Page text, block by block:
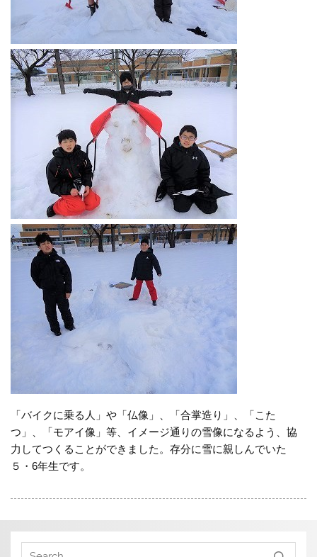
「バイクに乗る人」や「仏像」、「合掌造り」、「こた
つ」、「モアイ像」等、イメージ通りの雪像になるよう、協
力してつくることができました。存分に雪に親しんでいた
５・6年生です。